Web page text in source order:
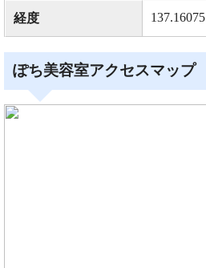
経度 137.16075
ぽち美容室アクセスマップ